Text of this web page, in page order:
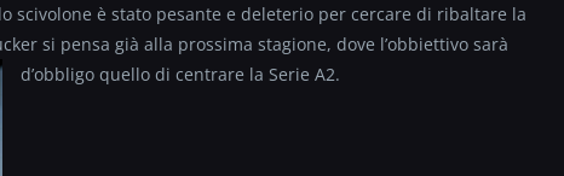
scivolone è stato pesante e deleterio per cercare di ribaltare la
si pensa già alla prossima stagione, dove l’obbiettivo sarà
d’obbligo quello di centrare la Serie A2.